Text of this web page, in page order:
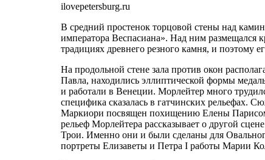
ilovepetersburg.ru
В средний простенок торцовой стены над
императора Веспасиана». Над ним
традициях древнего резного камня, и поэтому
На продольной стене зала против окон
Павла, находились эллиптической формы
и работали в Венеции. Морлейтер много
специфика сказалась в гатчинских рельефах.
Маркиори посвящен похищению Елены Парисом
рельеф Морлейтера рассказывает о другой
Трои. Именно они и были сделаны для
портреты Елизаветы и Петра I работы Марии